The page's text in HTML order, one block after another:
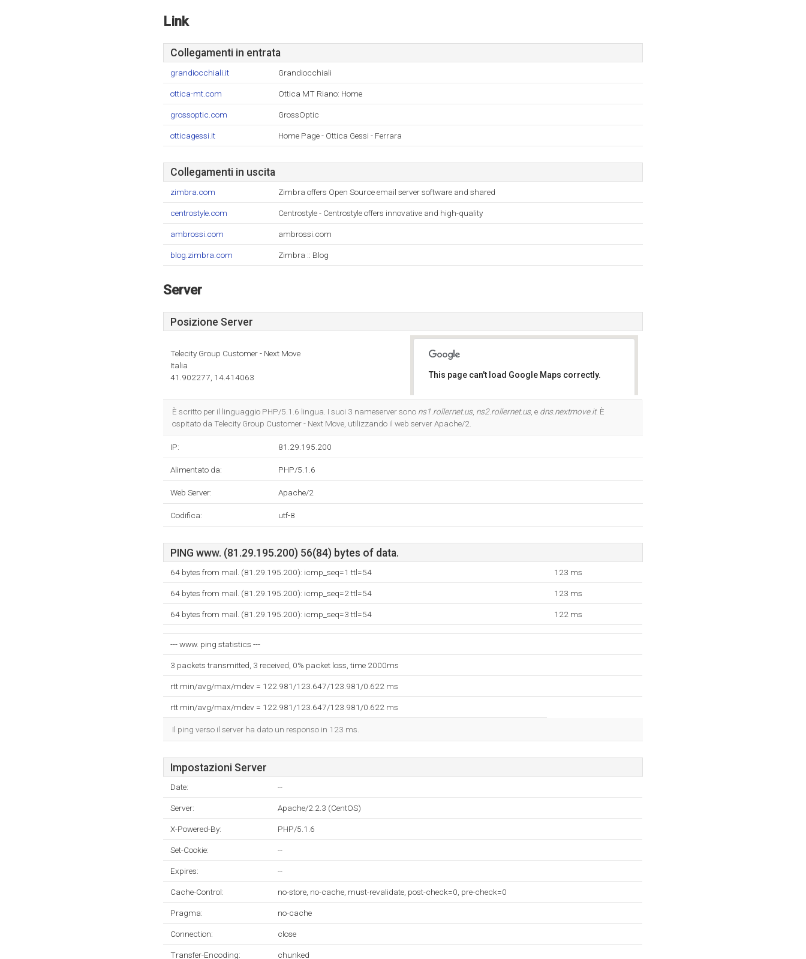
Link
Collegamenti in entrata
grandiocchiali.it Grandiocchiali
ottica-mt.com Ottica MT Riano: Home
grossoptic.com GrossOptic
otticagessi.it Home Page - Ottica Gessi - Ferrara
Collegamenti in uscita
zimbra.com Zimbra offers Open Source email server software and shared
centrostyle.com Centrostyle - Centrostyle offers innovative and high-quality
ambrossi.com ambrossi.com
blog.zimbra.com Zimbra :: Blog
Server
Posizione Server
Telecity Group Customer - Next Move
Italia
41.902277, 14.414063
This page can't load Google Maps correctly.
È scritto per il linguaggio PHP/5.1.6 lingua. I suoi 3 nameserver sono ns1.rollernet.us, ns2.rollernet.us, e dns.nextmove.it. È
ospitato da Telecity Group Customer - Next Move, utilizzando il web server Apache/2.
IP: 81.29.195.200
Alimentato da: PHP/5.1.6
Web Server: Apache/2
Codifica: utf-8
PING www. (81.29.195.200) 56(84) bytes of data.
64 bytes from mail. (81.29.195.200): icmp_seq=1 ttl=54 123 ms
64 bytes from mail. (81.29.195.200): icmp_seq=2 ttl=54 123 ms
64 bytes from mail. (81.29.195.200): icmp_seq=3 ttl=54 122 ms
--- www. ping statistics ---
3 packets transmitted, 3 received, 0% packet loss, time 2000ms
rtt min/avg/max/mdev = 122.981/123.647/123.981/0.622 ms
rtt min/avg/max/mdev = 122.981/123.647/123.981/0.622 ms
Il ping verso il server ha dato un responso in 123 ms.
Impostazioni Server
Date: --
Server: Apache/2.2.3 (CentOS)
X-Powered-By: PHP/5.1.6
Set-Cookie: --
Expires: --
Cache-Control: no-store, no-cache, must-revalidate, post-check=0, pre-check=0
Pragma: no-cache
Connection: close
Transfer-Encoding: chunked